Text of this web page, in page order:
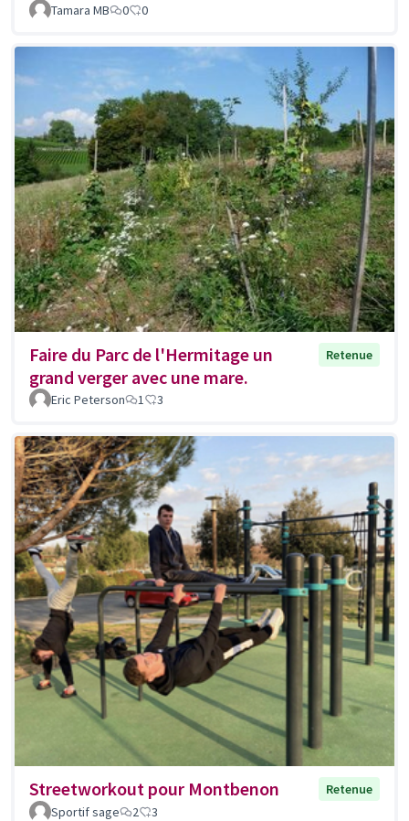
Tamara MB 0 0
Faire du Parc de l'Hermitage un
grand verger avec une mare.
Retenue
Eric Peterson 1 3
Streetworkout pour Montbenon
Retenue
Sportif sage
2 3